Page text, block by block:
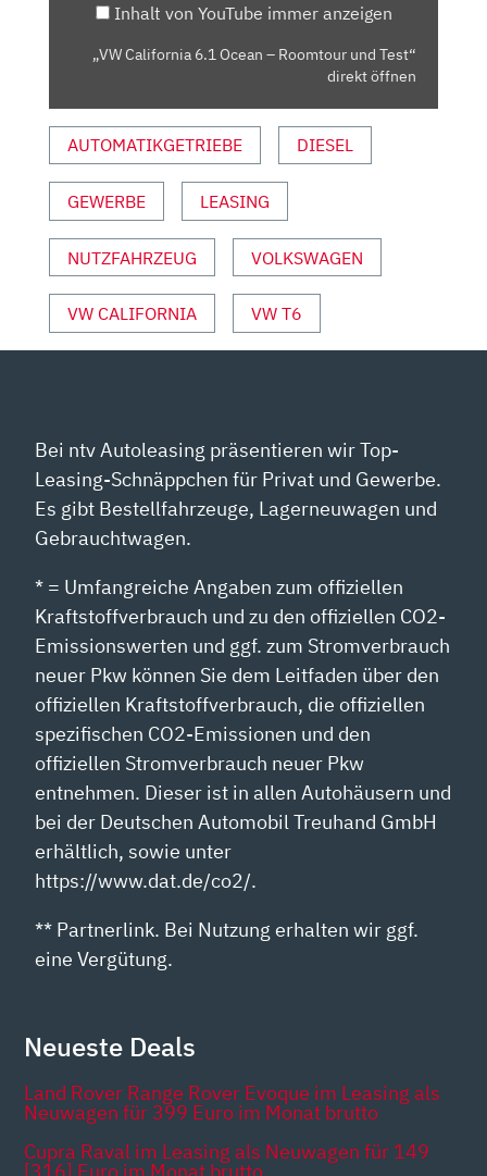
TEST“
Inhalt von YouTube immer anzeigen
„VW California 6.1 Ocean – Roomtour und Test“
direkt öffnen
AUTOMATIKGETRIEBE DIESEL
GEWERBE LEASING
NUTZFAHRZEUG VOLKSWAGEN
VW CALIFORNIA VW T6
Bei ntv Autoleasing präsentieren wir Top-
Leasing-Schnäppchen für Privat und Gewerbe.
Es gibt Bestellfahrzeuge, Lagerneuwagen und
Gebrauchtwagen.
* = Umfangreiche Angaben zum offiziellen
Kraftstoffverbrauch und zu den offiziellen CO2-
Emissionswerten und ggf. zum Stromverbrauch
neuer Pkw können Sie dem Leitfaden über den
offiziellen Kraftstoffverbrauch, die offiziellen
spezifischen CO2-Emissionen und den
offiziellen Stromverbrauch neuer Pkw
entnehmen. Dieser ist in allen Autohäusern und
bei der Deutschen Automobil Treuhand GmbH
erhältlich, sowie unter
https://www.dat.de/co2/.
** Partnerlink. Bei Nutzung erhalten wir ggf.
eine Vergütung.
Neueste Deals
Land Rover Range Rover Evoque im Leasing als
Neuwagen für 399 Euro im Monat brutto
Cupra Raval im Leasing als Neuwagen für 149